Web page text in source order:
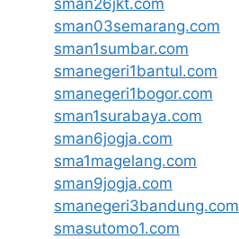
sman03semarang.com
sman1sumbar.com
smanegeri1bantul.com
smanegeri1bogor.com
sman1surabaya.com
sman6jogja.com
sma1magelang.com
sman9jogja.com
smanegeri3bandung.com
smasutomo1.com